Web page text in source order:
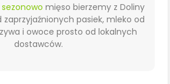
mięso bierzemy z Doliny
zaprzyjaźnionych pasiek, mleko od
i owoce prosto od lokalnych
dostawców.